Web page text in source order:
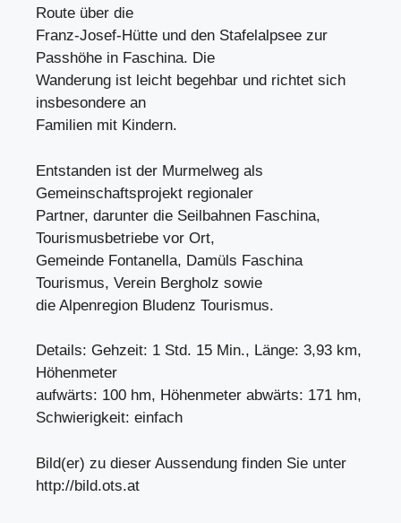
Route über die
Franz-Josef-Hütte und den Stafelalpsee zur
Passhöhe in Faschina. Die
Wanderung ist leicht begehbar und richtet sich
insbesondere an
Familien mit Kindern.
Entstanden ist der Murmelweg als
Gemeinschaftsprojekt regionaler
Partner, darunter die Seilbahnen Faschina,
Tourismusbetriebe vor Ort,
Gemeinde Fontanella, Damüls Faschina
Tourismus, Verein Bergholz sowie
die Alpenregion Bludenz Tourismus.
Details: Gehzeit: 1 Std. 15 Min., Länge: 3,93 km,
Höhenmeter
aufwärts: 100 hm, Höhenmeter abwärts: 171 hm,
Schwierigkeit: einfach
Bild(er) zu dieser Aussendung finden Sie unter
http://bild.ots.at